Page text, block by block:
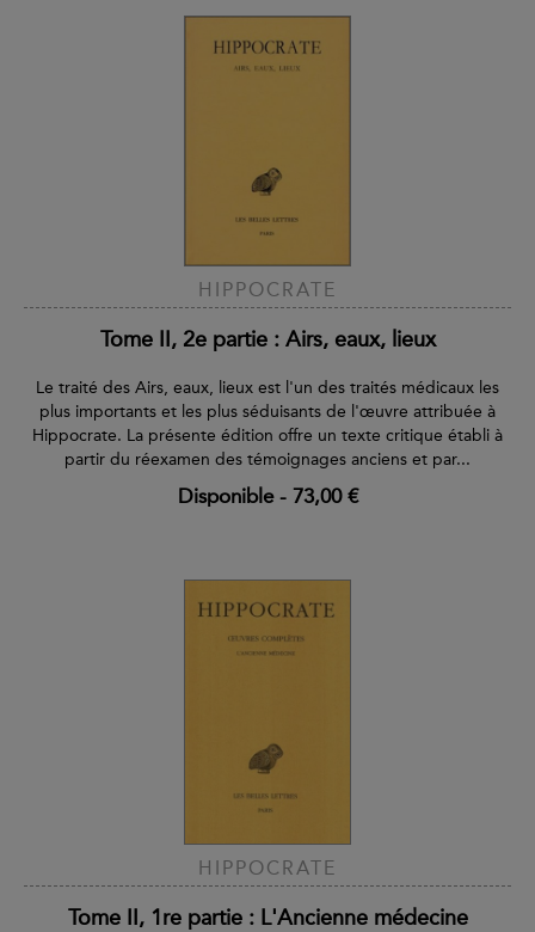
HIPPOCRATE
Tome II, 2e partie : Airs, eaux, lieux
Le traité des Airs, eaux, lieux est l'un des traités médicaux les
plus importants et les plus séduisants de l'œuvre attribuée à
Hippocrate. La présente édition offre un texte critique établi à
partir du réexamen des témoignages anciens et par...
Disponible- 73,00 €
HIPPOCRATE
Tome II, 1re partie : L'Ancienne médecine